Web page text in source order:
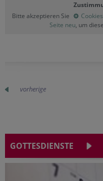
Bitte akzeptieren Sie
Seite neu, um
vorherige
GOTTESDIENSTE